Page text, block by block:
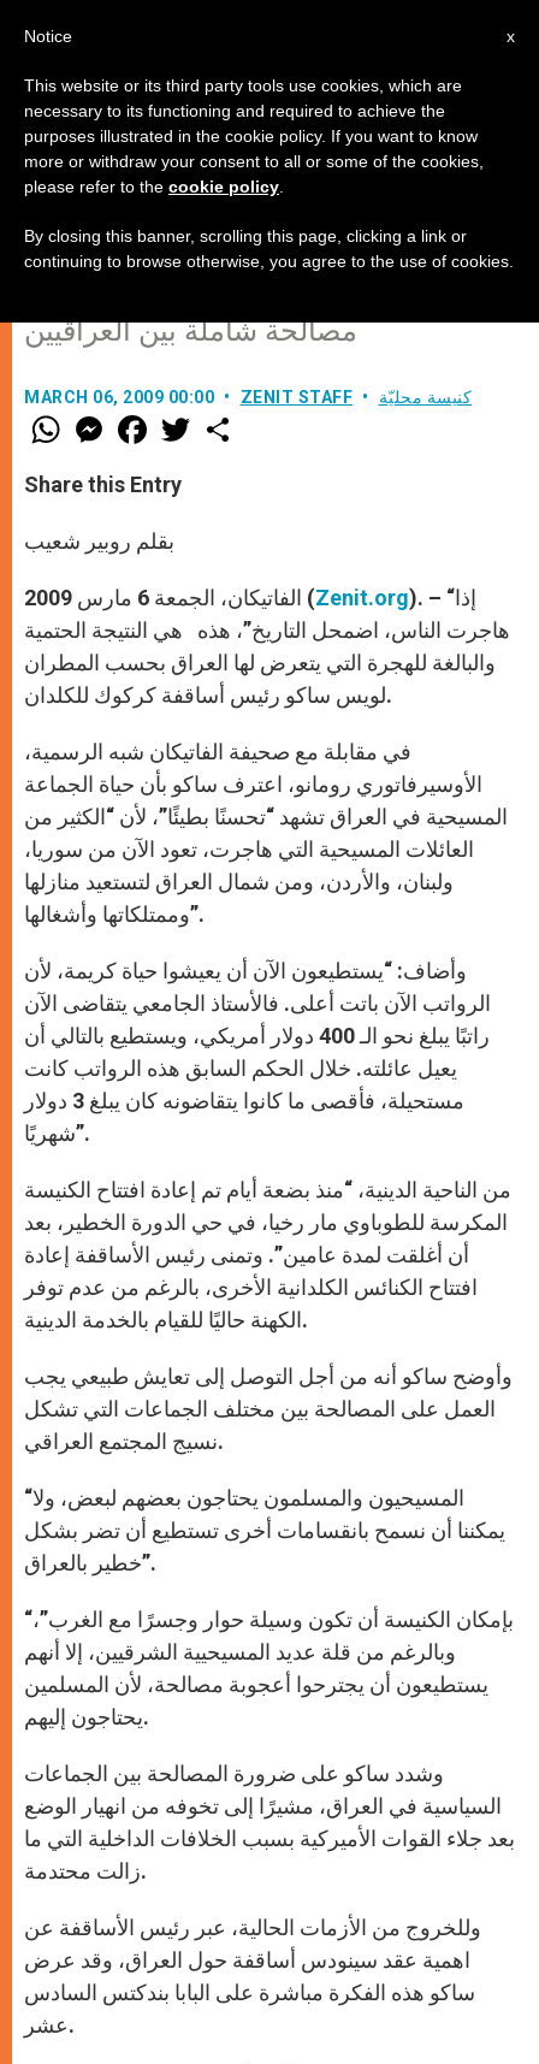
العراق: "إذا هاجرت الناس، اضمحل
التاريخ"
مصالحة شاملة بين العراقيين
MARCH 06, 2009 00:00 ZENIT STAFF كنيسة محليّة
W
h
t
s
p
p
M
e
s
e
e
F
a
e
b
o
k
w
Share this Entry
بقلم روبير شعيب
الفاتيكان، الجمعة 6 مارس 2009 (Zenit.org). – “إذا
هاجرت الناس، اضمحل التاريخ”، هذه هي النتيجة الحتمية
والبالغة للهجرة التي يتعرض لها العراق بحسب المطران
لويس ساكو رئيس أساقفة كركوك للكلدان.
في مقابلة مع صحيفة الفاتيكان شبه الرسمية،
الأوسيرفاتوري رومانو، اعترف ساكو بأن حياة الجماعة
المسيحية في العراق تشهد “تحسنًا بطيئًا”، لأن “الكثير من
العائلات المسيحية التي هاجرت، تعود الآن من سوريا،
ولبنان، والأردن، ومن شمال العراق لتستعيد منازلها
وممتلكاتها وأشغالها”.
وأضاف: “يستطيعون الآن أن يعيشوا حياة كريمة، لأن
الرواتب الآن باتت أعلى. فالأستاذ الجامعي يتقاضى الآن
راتبًا يبلغ نحو الـ 400 دولار أمريكي، ويستطيع بالتالي أن
يعيل عائلته. خلال الحكم السابق هذه الرواتب كانت
مستحيلة، فأقصى ما كانوا يتقاضونه كان يبلغ 3 دولار
شهريًا”.
من الناحية الدينية، “منذ بضعة أيام تم إعادة افتتاح الكنيسة
المكرسة للطوباوي مار رخيا، في حي الدورة الخطير، بعد
أن أغلقت لمدة عامين”. وتمنى رئيس الأساقفة إعادة
افتتاح الكنائس الكلدانية الأخرى، بالرغم من عدم توفر
الكهنة حاليًا للقيام بالخدمة الدينية.
وأوضح ساكو أنه من أجل التوصل إلى تعايش طبيعي يجب
العمل على المصالحة بين مختلف الجماعات التي تشكل
نسيج المجتمع العراقي.
“المسيحيون والمسلمون يحتاجون بعضهم لبعض، ولا
يمكننا أن نسمح بانقسامات أخرى تستطيع أن تضر بشكل
خطير بالعراق”.
“بإمكان الكنيسة أن تكون وسيلة حوار وجسرًا مع الغرب”،
وبالرغم من قلة عديد المسيحيية الشرقيين، إلا أنهم
يستطيعون أن يجترحوا أعجوبة مصالحة، لأن المسلمين
يحتاجون إليهم.
وشدد ساكو على ضرورة المصالحة بين الجماعات
السياسية في العراق، مشيرًا إلى تخوفه من انهيار الوضع
بعد جلاء القوات الأميركية بسبب الخلافات الداخلية التي ما
زالت محتدمة.
وللخروج من الأزمات الحالية، عبر رئيس الأساقفة عن
اهمية عقد سينودس أساقفة حول العراق، وقد عرض
ساكو هذه الفكرة مباشرة على البابا بندكتس السادس
عشر.
x
Notice
This website or its third party tools use cookies, which are
necessary to its functioning and required to achieve the
purposes illustrated in the cookie policy. If you want to know
more or withdraw your consent to all or some of the cookies,
please refer to the cookie policy
By closing this banner, scrolling this page, clicking a link or
continuing to browse otherwise, you agree to the use of cookies.